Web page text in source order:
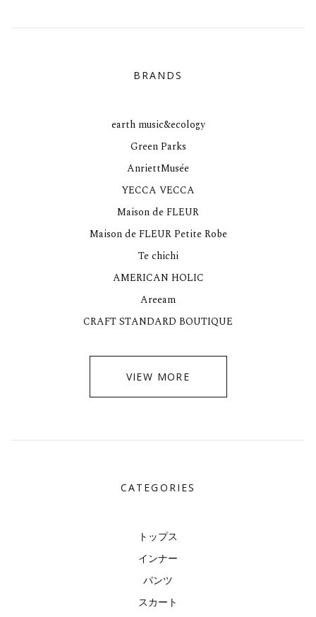
BRANDS
earth music&ecology
Green Parks
AnriettMusée
YECCA VECCA
Maison de FLEUR
Maison de FLEUR Petite Robe
Te chichi
AMERICAN HOLIC
Areeam
CRAFT STANDARD BOUTIQUE
VIEW MORE
CATEGORIES
トップス
インナー
パンツ
スカート